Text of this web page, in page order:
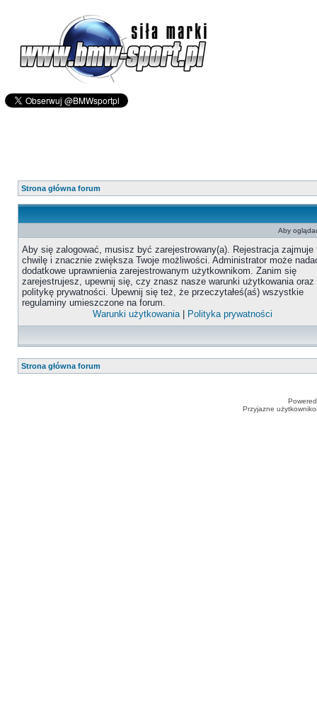
Strona główna forum
Aby
Aby się zalogować, musisz być zarejestrowany(a). Rejestracja zajmuje
chwilę i znacznie zwiększa Twoje możliwości. Administrator może
dodatkowe uprawnienia zarejestrowanym użytkownikom. Zanim się
zarejestrujesz, upewnij się, czy znasz nasze warunki użytkowania oraz
politykę prywatności. Upewnij się też, że przeczytałeś(aś) wszystkie
regulaminy umieszczone na forum.
Warunki użytkowania| Polityka prywatności
Strona główna forum
Przyjazne